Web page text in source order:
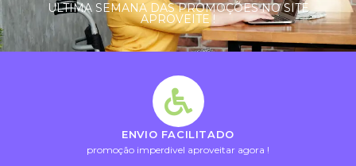
ULTIMA SEMANA DAS PROMOÇÕES NO SITE
APROVEITE !
ENVIO FACILITADO
promoção imperdivel aproveitar agora !